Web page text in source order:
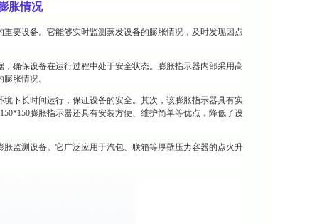
胀情况
要设备。它能够实时监测蒸发设备的膨胀情况，及时发现因点
确保设备在运行过程中处于安全状态。膨胀指示器内部采用高
胀情况。
下长时间运行，保证设备的安全。其次，该膨胀指示器具有实
膨胀指示器还具有安装方便、维护简单等优点，降低了设
监测设备。它广泛应用于汽包、联箱等厚壁压力容器的点火升